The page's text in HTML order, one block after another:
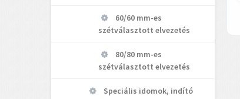
60/60 mm-es
szétválasztott elvezetés
80/80 mm-es
szétválasztott elvezetés
Speciális idomok, indító